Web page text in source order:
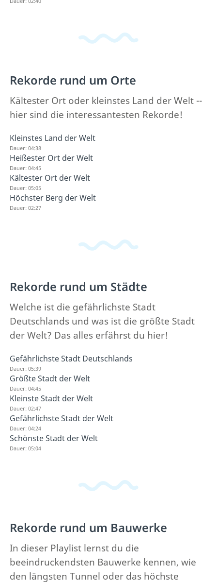
Rekorde rund um Orte
Kältester Ort oder kleinstes Land der Welt --
hier sind die interessantesten Rekorde!
Kleinstes Land der Welt
Dauer: 04:38
Heißester Ort der Welt
Dauer: 04:45
Kältester Ort der Welt
Dauer: 05:05
Höchster Berg der Welt
Dauer: 02:27
Rekorde rund um Städte
Welche ist die gefährlichste Stadt
Deutschlands und was ist die größte Stadt
der Welt? Das alles erfährst du hier!
Gefährlichste Stadt Deutschlands
Dauer: 05:39
Größte Stadt der Welt
Dauer: 04:45
Kleinste Stadt der Welt
Dauer: 02:47
Gefährlichste Stadt der Welt
Dauer: 04:24
Schönste Stadt der Welt
Dauer: 05:04
Rekorde rund um Bauwerke
In dieser Playlist lernst du die
beeindruckendsten Bauwerke kennen, wie
den längsten Tunnel oder das höchste